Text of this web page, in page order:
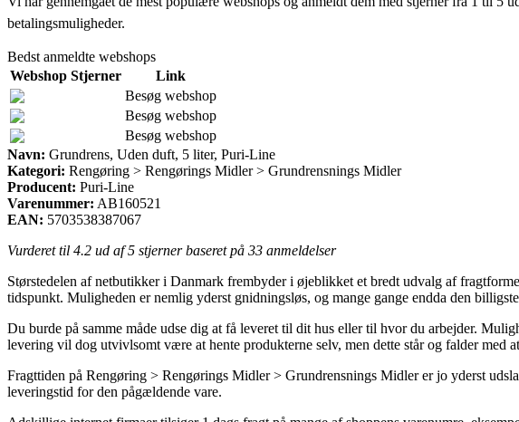
betalingsmuligheder.
Bedst anmeldte webshops
Webshop Stjerner
Link
Besøg webshop
Besøg webshop
Besøg webshop
Navn: Grundrens, Uden duft, 5 liter, Puri-Line
Kategori: Rengøring > Rengørings Midler > Grundrensnings Midler
Producent: Puri-Line
Varenummer: AB160521
EAN: 5703538387067
Vurderet til 4.2 ud af 5 stjerner baseret på 33 anmeldelser
Størstedelen af netbutikker i Danmark frembyder i øjeblikket et bredt udvalg af
tidspunkt. Muligheden er nemlig yderst gnidningsløs, og mange gange endda den
Du burde på samme måde udse dig at få leveret til dit hus eller til hvor du arbejder.
levering vil dog utvivlsomt være at hente produkterne selv, men dette står og falder med
Fragttiden på Rengøring > Rengørings Midler > Grundrensnings Midler er jo yderst
leveringstid for den pågældende vare.